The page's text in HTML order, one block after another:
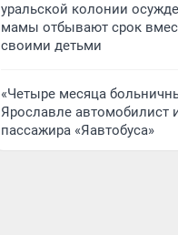
уральской колонии
мамы отбывают срок
своими детьми
«Четыре месяца
Ярославле автомобилист
пассажира «Яавтобуса»